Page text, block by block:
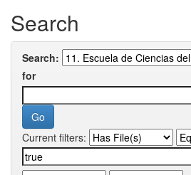
Search
Search:
for
Current filters: